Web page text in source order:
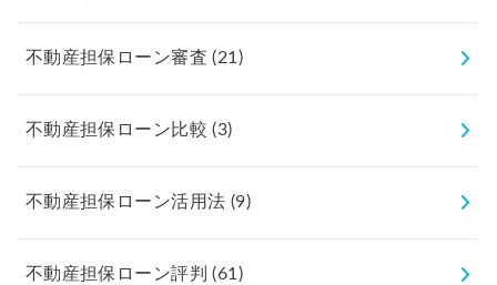
不動産担保ローン審査(21)
不動産担保ローン比較(3)
不動産担保ローン活用法 (9)
不動産担保ローン評判(61)